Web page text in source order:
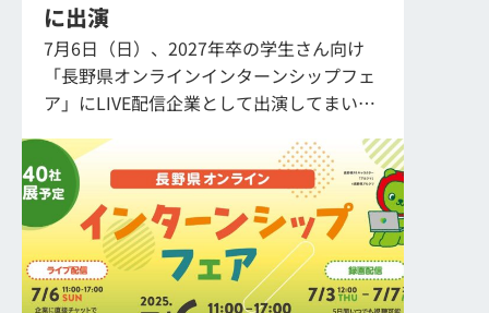
に出演
7月6日（日）、2027年卒の学生さん向け
「長野県オンラインインターンシップフェ
ア」にLIVE配信企業として出演してまいり
労働雇用課主催の「シューカツNAGAN...